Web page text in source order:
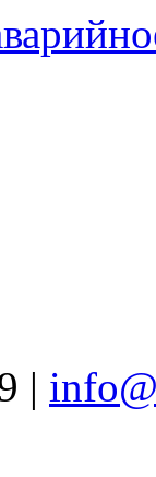
|